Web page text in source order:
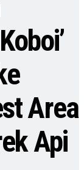
Area
Api